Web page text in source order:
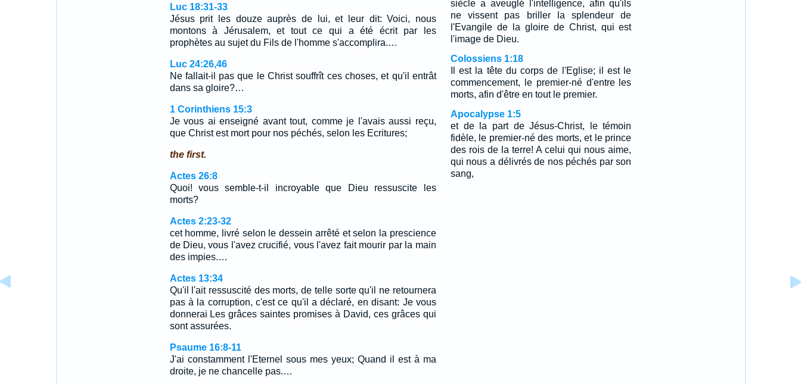
Luc 18:31-33
Jésus prit les douze auprès de lui, et leur dit: Voici, nous
montons à Jérusalem, et tout ce qui a été écrit par les
prophètes au sujet du Fils de l'homme s'accomplira.…
Luc 24:26,46
Ne fallait-il pas que le Christ souffrît ces choses, et qu'il entrât
dans sa gloire?…
1 Corinthiens 15:3
Je vous ai enseigné avant tout, comme je l'avais aussi reçu,
que Christ est mort pour nos péchés, selon les Ecritures;
the first.
Actes 26:8
Quoi! vous semble-t-il incroyable que Dieu ressuscite les
morts?
Actes 2:23-32
cet homme, livré selon le dessein arrêté et selon la prescience
de Dieu, vous l'avez crucifié, vous l'avez fait mourir par la main
des impies.…
Actes 13:34
Qu'il l'ait ressuscité des morts, de telle sorte qu'il ne retournera
pas à la corruption, c'est ce qu'il a déclaré, en disant: Je vous
donnerai Les grâces saintes promises à David, ces grâces qui
sont assurées.
Psaume 16:8-11
J'ai constamment l'Eternel sous mes yeux; Quand il est à ma
droite, je ne chancelle pas.…
siècle a aveuglé l'intelligence, afin qu'ils
ne vissent pas briller la splendeur de
l'Evangile de la gloire de Christ, qui est
l'image de Dieu.
Colossiens 1:18
Il est la tête du corps de l'Eglise; il est le
commencement, le premier-né d'entre les
morts, afin d'être en tout le premier.
Apocalypse 1:5
et de la part de Jésus-Christ, le témoin
fidèle, le premier-né des morts, et le prince
des rois de la terre! A celui qui nous aime,
qui nous a délivrés de nos péchés par son
sang,